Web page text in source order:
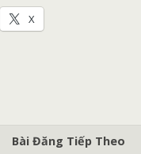
X
Bài Đăng Tiếp Theo